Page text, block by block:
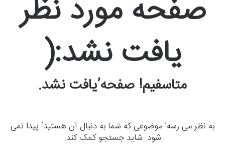
صفحه مورد نظر
یافت نشد:(
متاسفیم! صفحه’یافت نشد.
به نظر می رسه’ موضوعی که شما به دنبال آن هستید’ پیدا نمی
شود. شاید جستجو کمک کند.